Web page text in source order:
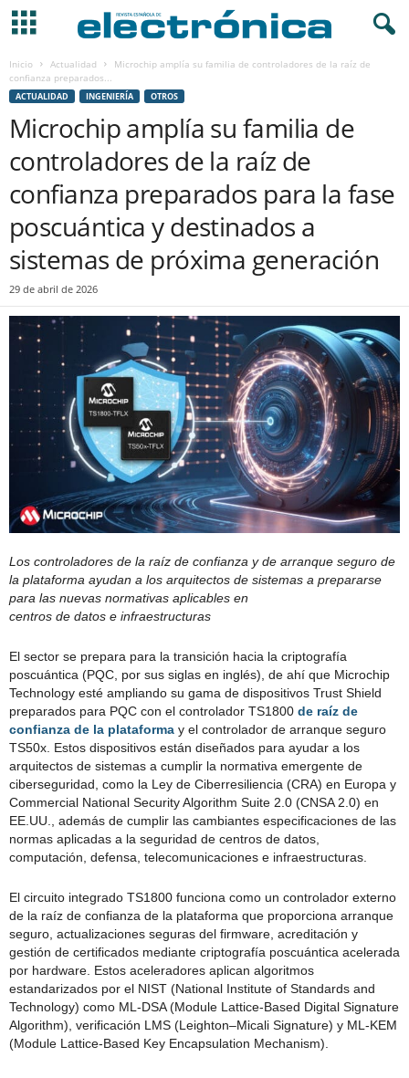
Inicio Actualidad
Microchip amplía su familia de controladores de la raíz de
confianza preparados...
ACTUALIDAD INGENIERÍA OTROS
Microchip amplía su familia de
controladores de la raíz de
confianza preparados para la fase
poscuántica y destinados a
sistemas de próxima generación
29 de abril de 2026
Los controladores de la raíz de confianza y de arranque seguro de
la plataforma ayudan a los arquitectos de sistemas a prepararse
para las nuevas normativas aplicables en
centros de datos e infraestructuras
El sector se prepara para la transición hacia la criptografía
poscuántica (PQC, por sus siglas en inglés), de ahí que Microchip
Technology esté ampliando su gama de dispositivos Trust Shield
preparados para PQC con el controlador TS1800 de raíz de
confianza de la plataforma y el controlador de arranque seguro
TS50x. Estos dispositivos están diseñados para ayudar a los
arquitectos de sistemas a cumplir la normativa emergente de
ciberseguridad, como la Ley de Ciberresiliencia (CRA) en Europa y
Commercial National Security Algorithm Suite 2.0 (CNSA 2.0) en
EE.UU., además de cumplir las cambiantes especificaciones de las
normas aplicadas a la seguridad de centros de datos,
computación, defensa, telecomunicaciones e infraestructuras.
El circuito integrado TS1800 funciona como un controlador externo
de la raíz de confianza de la plataforma que proporciona arranque
seguro, actualizaciones seguras del firmware, acreditación y
gestión de certificados mediante criptografía poscuántica acelerada
por hardware. Estos aceleradores aplican algoritmos
estandarizados por el NIST (National Institute of Standards and
Technology) como ML‑DSA (Module Lattice‑Based Digital Signature
Algorithm), verificación LMS (Leighton–Micali Signature) y ML‑KEM
(Module Lattice‑Based Key Encapsulation Mechanism).